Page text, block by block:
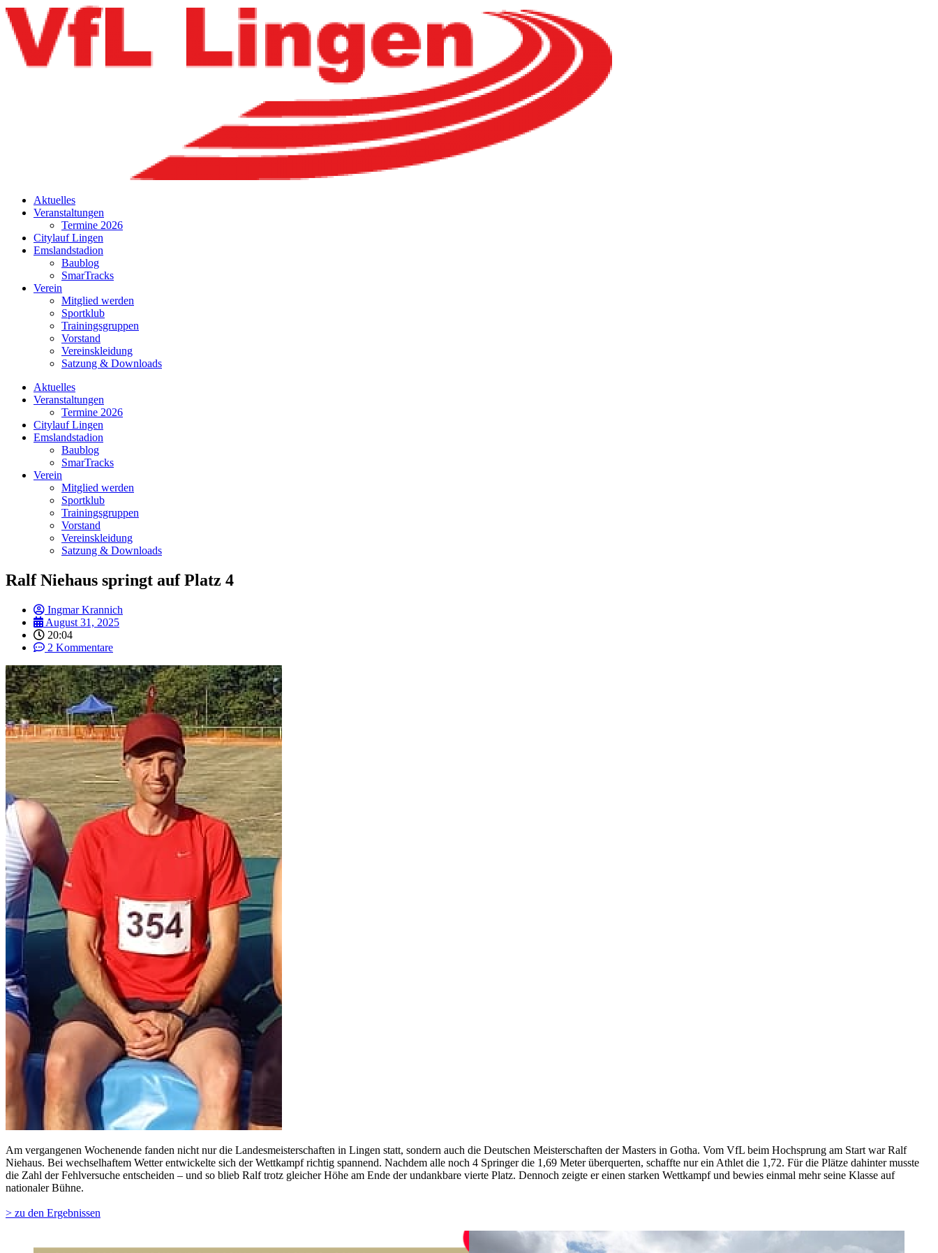
Aktuelles
Veranstaltungen
Termine 2026
Citylauf Lingen
Emslandstadion
Baublog
SmarTracks
Verein
Mitglied werden
Sportklub
Trainingsgruppen
Vorstand
Vereinskleidung
Satzung & Downloads
Aktuelles
Veranstaltungen
Termine 2026
Citylauf Lingen
Emslandstadion
Baublog
SmarTracks
Verein
Mitglied werden
Sportklub
Trainingsgruppen
Vorstand
Vereinskleidung
Satzung & Downloads
Ralf Niehaus springt auf Platz 4
Ingmar Krannich
August 31, 2025
20:04
2 Kommentare
Am vergangenen Wochenende fanden nicht nur die Landesmeisterschaften in Lingen statt, sondern auch die Deutschen Meisterschaften der Masters in Gotha. Vom VfL beim Hochsprung am Start war Ralf
Niehaus. Bei wechselhaftem Wetter entwickelte sich der Wettkampf richtig spannend. Nachdem alle noch 4 Springer die 1,69 Meter überquerten, schaffte nur ein Athlet die 1,72. Für die Plätze dahinter musste
die Zahl der Fehlversuche entscheiden – und so blieb Ralf trotz gleicher Höhe am Ende der undankbare vierte Platz. Dennoch zeigte er einen starken Wettkampf und bewies einmal mehr seine Klasse auf
nationaler Bühne.
> zu den Ergebnissen